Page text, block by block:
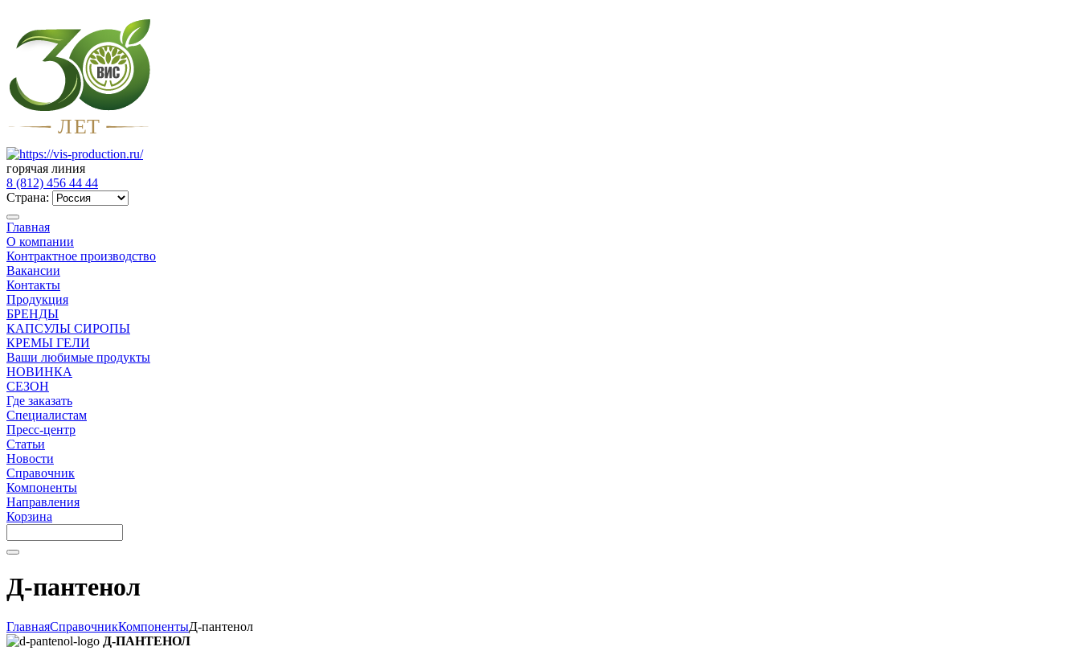
ЛЕТ
горячая линия
8 (812) 456 44 44
Страна:
Главная
О компании
Контрактное производство
Вакансии
Контакты
Продукция
БРЕНДЫ
КАПСУЛЫ СИРОПЫ
КРЕМЫ ГЕЛИ
Ваши любимые продукты
НОВИНКА
СЕЗОН
Где заказать
Специалистам
Пресс-центр
Статьи
Новости
Справочник
Компоненты
Направления
Корзина
Д-пантенол
ГлавнаяСправочникКомпонентыД-пантенол
Д-ПАНТЕНОЛ